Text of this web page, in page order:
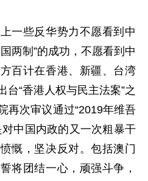
些反华势力不愿看到中
两制”的成功，不愿看到中
百计在香港、新疆、台湾
“香港人权与民主法案”之
再次审议通过“2019年维吾
中国内政的又一次粗暴干
慨，坚决反对。包括澳门
将团结一心，顽强斗争，